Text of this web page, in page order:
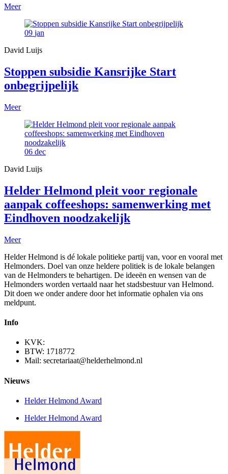
Meer
09 jan
David Luijs
Stoppen subsidie Kansrijke Start
onbegrijpelijk
Meer
06 dec
David Luijs
Helder Helmond pleit voor regionale
aanpak coffeeshops: samenwerking met
Eindhoven noodzakelijk
Meer
Helder Helmond is dé lokale politieke partij van, voor en vooral met
Helmonders. Doel van onze heldere politiek is de lokale belangen
van de Helmonders te behartigen. De ideeën en wensen van de
Helmonders worden vertaald naar het stadsbestuur van Helmond.
Dit doen we onder andere door het informatie ophalen via ons
meldpunt.
Info
KVK:
BTW: 1718772
Mail: secretariaat@helderhelmond.nl
Nieuws
Helder Helmond Award
Helder Helmond Award